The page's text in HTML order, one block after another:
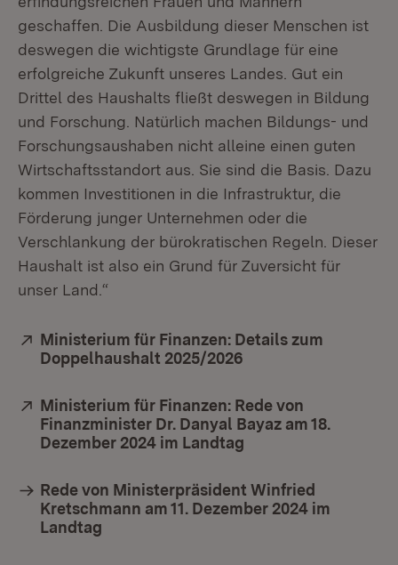
geschaffen. Die Ausbildung dieser Menschen ist
deswegen die wichtigste Grundlage für eine
erfolgreiche Zukunft unseres Landes. Gut ein
Drittel des Haushalts fließt deswegen in Bildung
und Forschung. Natürlich machen Bildungs- und
Forschungsaushaben nicht alleine einen guten
Wirtschaftsstandort aus. Sie sind die Basis. Dazu
kommen Investitionen in die Infrastruktur, die
Förderung junger Unternehmen oder die
Verschlankung der bürokratischen Regeln. Dieser
Haushalt ist also ein Grund für Zuversicht für
unser Land.“
Extern:
Ministerium für Finanzen: Details zum
Doppelhaushalt 2025/2026
Extern:
Ministerium für Finanzen: Rede von
Finanzminister Dr. Danyal Bayaz am 18.
Dezember 2024 im Landtag
Rede von Ministerpräsident Winfried
Kretschmann am 11. Dezember 2024 im
Landtag